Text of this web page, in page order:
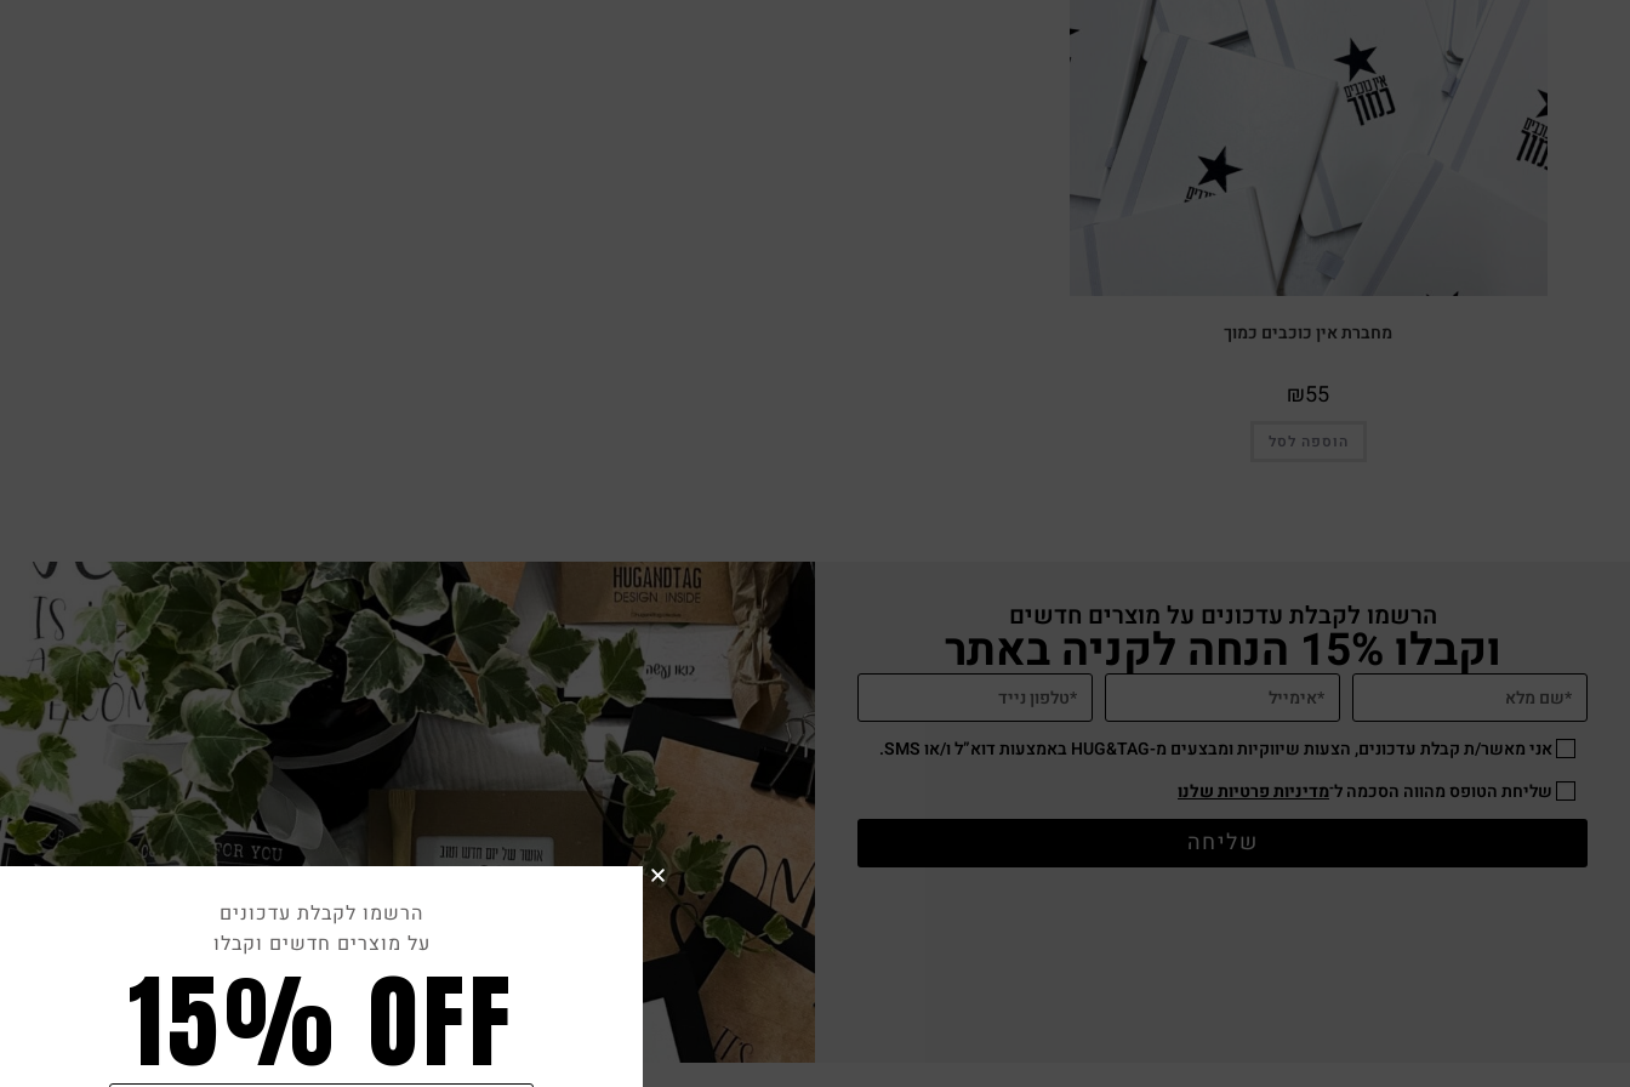
מחברת אין כוכבים כמוך
₪55
הוספה לסל
הרשמו לקבלת עדכונים על מוצרים חדשים
וקבלו 15% הנחה לקניה באתר
אני מאשר/ת קבלת עדכונים, הצעות שיווקיות ומבצעים מ-HUG&TAG באמצעות דוא”ל ו/או SMS.
שליחת הטופס מהווה הסכמה ל־מדיניות פרטיות שלנו
שליחה
הרשמו לקבלת עדכונים
על מוצרים חדשים וקבלו
15% OFF